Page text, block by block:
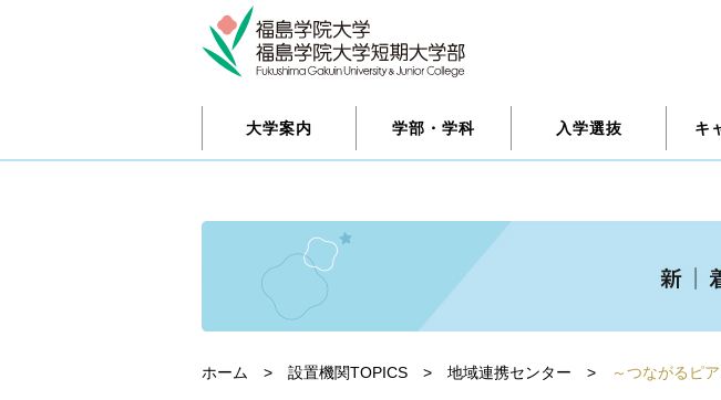
大学案内 学部・学科 入学選抜 キ
ホーム > 設置機関TOPICS > 地域連携センター > ～つながるピ